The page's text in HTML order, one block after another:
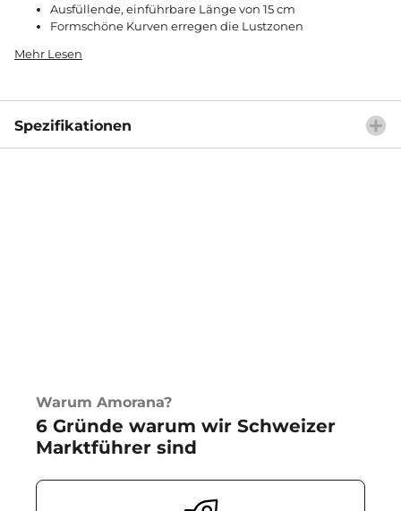
Ausfüllende, einführbare Länge von 15 cm
Formschöne Kurven erregen die Lustzonen
Mehr Lesen
Spezifikationen
Warum Amorana?
6 Gründe warum wir Schweizer
Marktführer sind